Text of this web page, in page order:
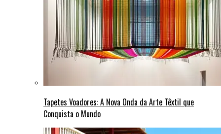
Tapetes Voadores: A Nova Onda da Arte Têxtil que
Conquista o Mundo